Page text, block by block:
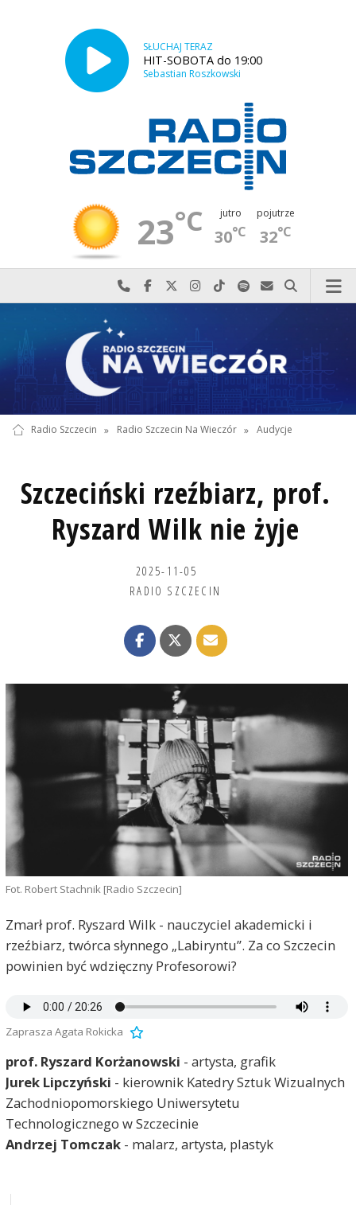
SŁUCHAJ TERAZ
HIT-SOBOTA do 19:00
Sebastian Roszkowski
23°C jutro
30°C
pojutrze
32°C
Najlepiej po prostu do nas zadzwoń
Odwiedź nas na Facebook-u
Odwiedź nas na X
Odwiedź nas na Instagram-ie
Odwiedź nas na TikTok-u
Szukaj nas na Spotify
Wyślij do nas
Szukaj
Radio Szczecin » Radio Szczecin Na Wieczór » Audycje
Szczeciński rzeźbiarz, prof.
Ryszard Wilk nie żyje
2025-11-05
RADIO SZCZECIN
Fot. Robert Stachnik [Radio Szczecin]
Zmarł prof. Ryszard Wilk - nauczyciel akademicki i
rzeźbiarz, twórca słynnego „Labiryntu”. Za co Szczecin
powinien być wdzięczny Profesorowi?
Zaprasza Agata Rokicka
prof. Ryszard Korżanowski - artysta, grafik
Jurek Lipczyński - kierownik Katedry Sztuk Wizualnych
Zachodniopomorskiego Uniwersytetu
Technologicznego w Szczecinie
Andrzej Tomczak- malarz, artysta, plastyk